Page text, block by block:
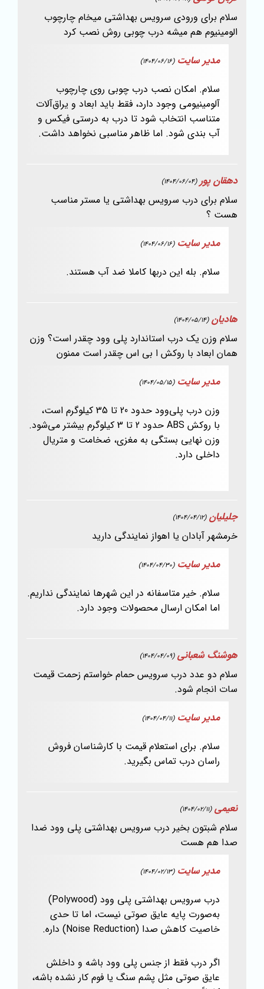
سلام برای ورودی سرویس بهداشتی میخام چارچوب
الومینیوم هم میشه درب چوبی روش نصب کرد
مدیر سایت (1404/06/16)
سلام. امکان نصب درب چوبی روی چارچوب
آلومینیومی وجود دارد، فقط باید ابعاد و یراق‌آلات
متناسب انتخاب شود تا درب به‌ درستی فیکس و
آب‌ بندی شود. اما ظاهر مناسبی نخواهد داشت.
دهقان پور (1404/06/04)
سلام برای درب سرویس بهداشتی یا مستر مناسب
هست ؟
مدیر سایت (1404/06/16)
سلام. بله این دربها کاملا ضد آب هستند.
هادیان (1404/05/14)
سلام وزن یک درب استاندارد پلی وود چقدر است؟ وزن
همان ابعاد با روکش ا بی اس چقدر است ممنون
مدیر سایت (1404/05/15)
وزن درب پلی‌وود حدود 20 تا 35 کیلوگرم است،
با روکش ABS حدود 2 تا 3 کیلوگرم بیشتر می‌شود.
وزن نهایی بستگی به مغزی، ضخامت و متریال
داخلی دارد.
جلیلیان (1404/04/12)
خرمشهر آبادان یا اهواز نمایندگی دارید
مدیر سایت (1404/04/30)
سلام. خیر متاسفانه در این شهرها نمایندگی نداریم.
اما امکان ارسال محصولات وجود دارد.
هوشنگ شعبانی (1404/04/09)
سلام دو عدد درب سرویس حمام خواستم زحمت قیمت
سات انجام شود.
مدیر سایت (1404/04/11)
سلام. برای استعلام قیمت با کارشناسان فروش
راسان درب تماس بگیرید.
نعیمی (1404/02/11)
سلام شبتون بخیر درب سرویس بهداشتی پلی وود ضدا
صدا هم هست
مدیر سایت (1404/02/13)
درب سرویس بهداشتی پلی وود (Polywood)
به‌صورت پایه عایق صوتی نیست، اما تا حدی
خاصیت کاهش صدا (Noise Reduction) داره.
اگر درب فقط از جنس پلی وود باشه و داخلش
عایق صوتی مثل پشم سنگ یا فوم کار نشده باشه،